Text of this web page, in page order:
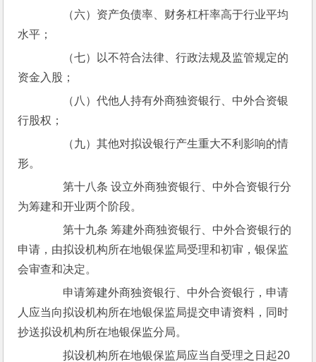
（六）资产负债率、财务杠杆率高于行业平均
水平；
（七）以不符合法律、行政法规及监管规定的
资金入股；
（八）代他人持有外商独资银行、中外合资银
行股权；
（九）其他对拟设银行产生重大不利影响的情
形。
第十八条 设立外商独资银行、中外合资银行分
为筹建和开业两个阶段。
第十九条 筹建外商独资银行、中外合资银行的
申请，由拟设机构所在地银保监局受理和初审，银保监
会审查和决定。
申请筹建外商独资银行、中外合资银行，申请
人应当向拟设机构所在地银保监局提交申请资料，同时
抄送拟设机构所在地银保监分局。
拟设机构所在地银保监局应当自受理之日起20